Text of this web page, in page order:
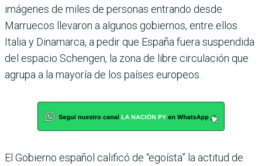
imágenes de miles de personas entrando desde
Marruecos llevaron a algunos gobiernos, entre ellos
Italia y Dinamarca, a pedir que España fuera suspendida
del espacio Schengen, la zona de libre circulación que
agrupa a la mayoría de los países europeos.
El Gobierno español calificó de “egoísta” la actitud de